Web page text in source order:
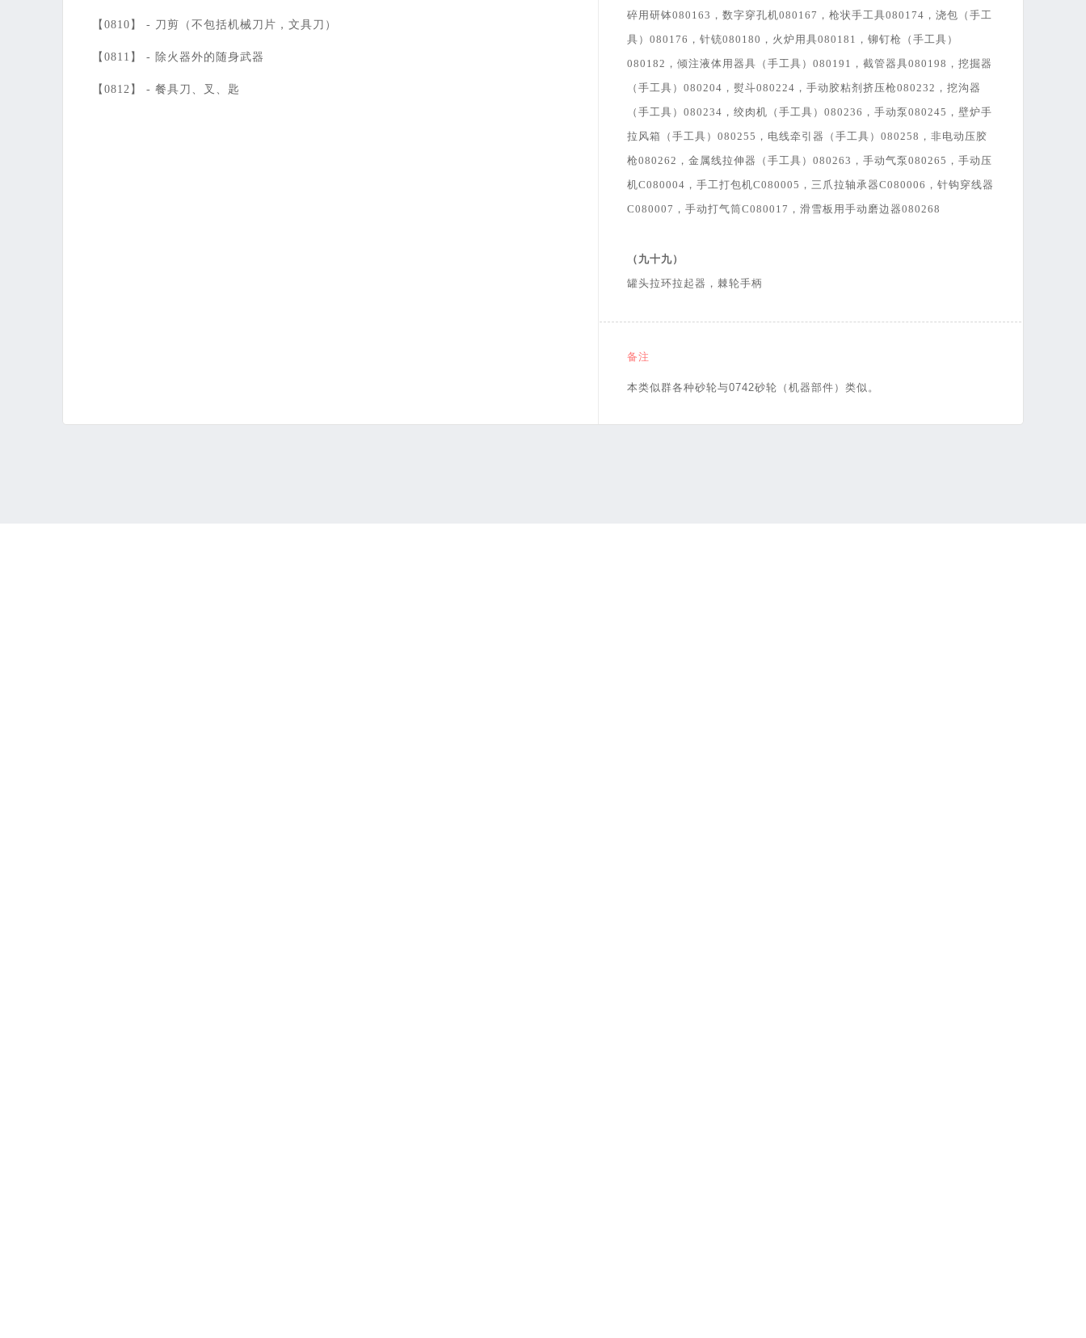
【0810】 - 刀剪（不包括机械刀片，文具刀）
【0811】 - 除火器外的随身武器
【0812】 - 餐具刀、叉、匙
碎用研钵080163，数字穿孔机080167，枪状手工具080174，浇包（手工
具）080176，针铳080180，火炉用具080181，铆钉枪（手工具）
080182，倾注液体用器具（手工具）080191，截管器具080198，挖掘器
（手工具）080204，熨斗080224，手动胶粘剂挤压枪080232，挖沟器
（手工具）080234，绞肉机（手工具）080236，手动泵080245，壁炉手
拉风箱（手工具）080255，电线牵引器（手工具）080258，非电动压胶
枪080262，金属线拉伸器（手工具）080263，手动气泵080265，手动压
机C080004，手工打包机C080005，三爪拉轴承器C080006，针钩穿线器
C080007，手动打气筒C080017，滑雪板用手动磨边器080268
（九十九）
罐头拉环拉起器，棘轮手柄
备注
本类似群各种砂轮与0742砂轮（机器部件）类似。